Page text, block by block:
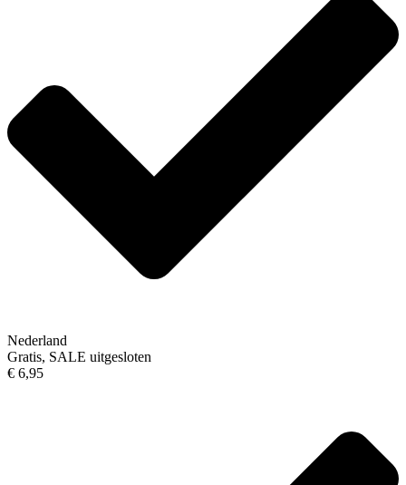
Nederland
Gratis, SALE uitgesloten
€ 6,95